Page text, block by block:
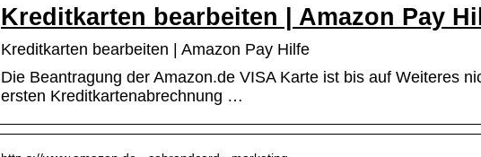
Kreditkarten bearbeiten | Amazon Pay
Kreditkarten bearbeiten | Amazon Pay Hilfe
Die Beantragung der Amazon.de VISA Karte ist bis auf Weiteres
ersten Kreditkartenabrechnung …